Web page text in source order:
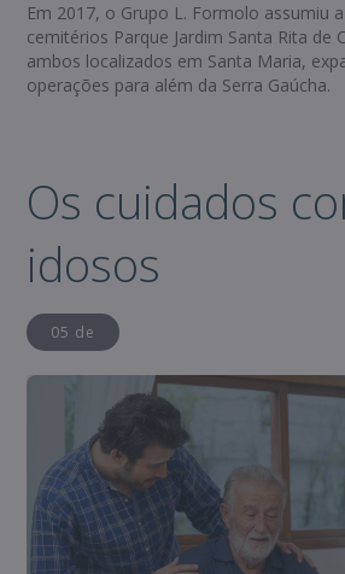
Em 2017, o Grupo L. Formolo assumiu
cemitérios Parque Jardim Santa Rita de
ambos localizados em Santa Maria,
operações para além da Serra Gaúcha.
Os cuidados
idosos
05 de